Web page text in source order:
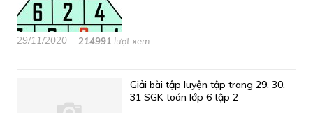
29/11/2020 214991 lượt xem
Giải bài tập luyện tập trang 29, 30,
31 SGK toán lớp 6 tập 2